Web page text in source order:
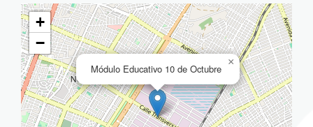
Módulo Educativo 10 de Octubre
×
+
−